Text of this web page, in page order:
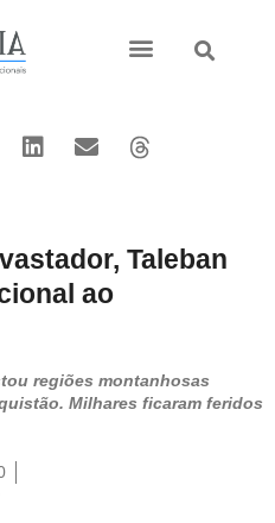
Taleban
ao
regiões montanhosas
Milhares ficaram feridos